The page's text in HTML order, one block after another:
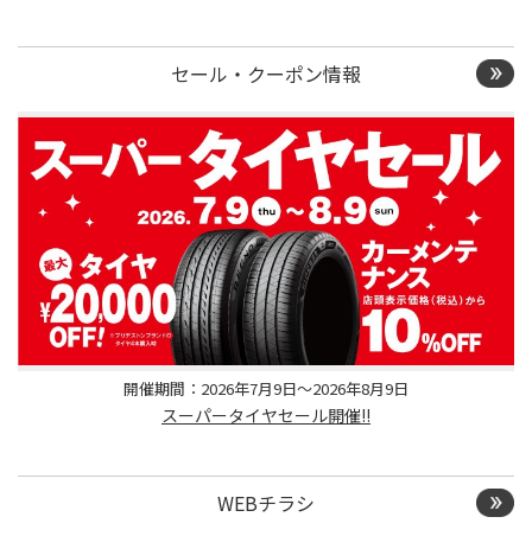
セール・クーポン情報
開催期間：2026年7月9日～2026年8月9日
スーパータイヤセール開催!!
WEBチラシ